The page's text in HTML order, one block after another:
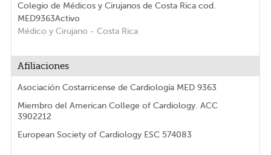
Colegio de Médicos y Cirujanos de Costa Rica cod.
MED9363Activo
Médico y Cirujano - Costa Rica
Afiliaciones
Asociación Costarricense de Cardiología MED 9363
Miembro del American College of Cardiology. ACC
3902212
European Society of Cardiology ESC 574083